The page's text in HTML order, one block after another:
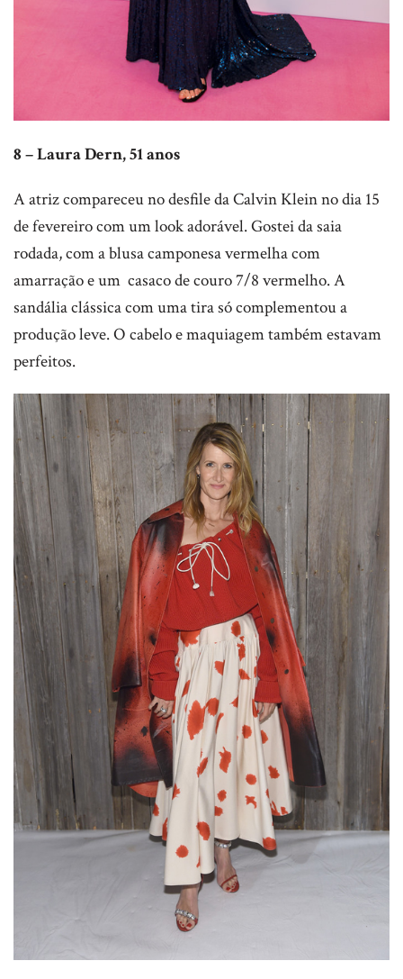
8 – Laura Dern, 51 anos
A atriz compareceu no desfile da Calvin Klein no dia 15
de fevereiro com um look adorável. Gostei da saia
rodada, com a blusa camponesa vermelha com
amarração e um casaco de couro 7/8 vermelho. A
sandália clássica com uma tira só complementou a
produção leve. O cabelo e maquiagem também estavam
perfeitos.